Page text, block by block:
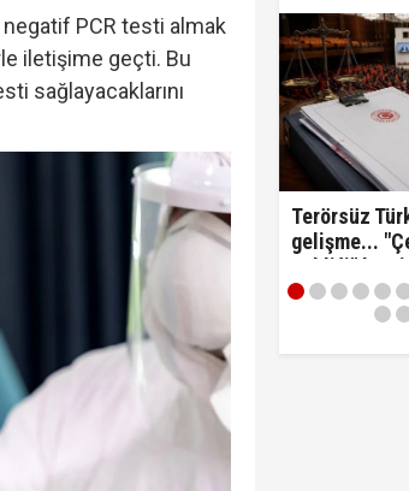
tartıştı: "'Beni siz ihbar
negatif PCR testi almak
iletişime geçti. Bu
sağlayacaklarını
Terörsüz
gelişme...
Teklifi"
edildi!